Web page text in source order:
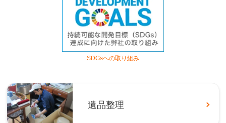
SDGsへの取り組み
遺品整理